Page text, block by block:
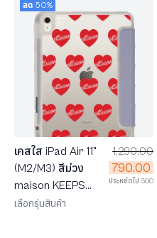
ลด 50%
เคสใส iPad Air 11"
(M2/M3) สีม่วง
maison KEEPS
แพทเทิร์นหัวใจ
1,290.00
790.00
ประหยัดไป 500
เลือกรุ่นสินค้า